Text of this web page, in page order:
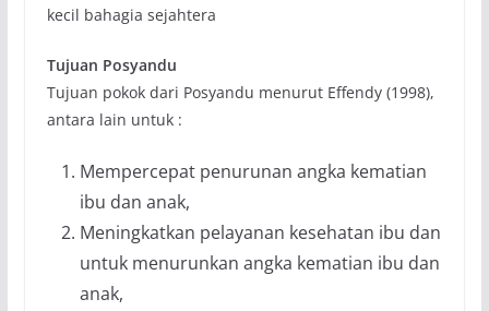
kecil bahagia sejahtera
Tujuan Posyandu
Tujuan pokok dari Posyandu menurut Effendy (1998),
antara lain untuk :
Mempercepat penurunan angka kematian
ibu dan anak,
Meningkatkan pelayanan kesehatan ibu dan
untuk menurunkan angka kematian ibu dan
anak,